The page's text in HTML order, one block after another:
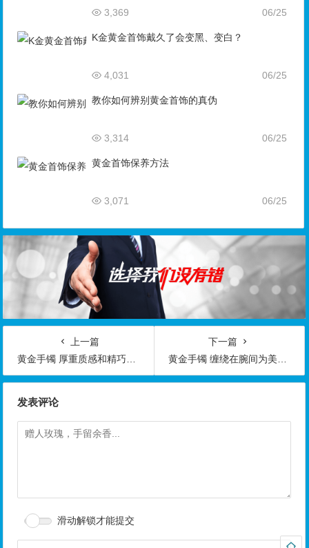
06/25
3,369
K金黄金首饰戴久了会变黑、变白？
06/25
4,031
教你如何辨别黄金首饰的真伪
06/25
3,314
黄金首饰保养方法
06/25
3,071
上一篇
黄金手镯 厚重质感和精巧工艺尽显贵气
下一篇
黄金手镯 缠绕在腕间为美丽加分
发表评论
滑动解锁才能提交